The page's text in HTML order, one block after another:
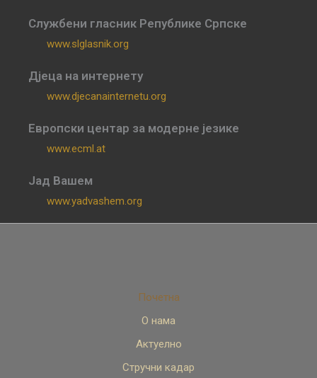
Службени гласник Републике Српске
www.slglasnik.org
Дјеца на интернету
www.djecanainternetu.org
Европски центар за модерне језике
www.ecml.at
Јад Вашем
www.yadvashem.org
Почетна
О нама
Актуелно
Стручни кадар